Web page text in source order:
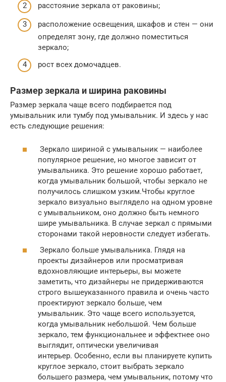
расстояние зеркала от раковины;
расположение освещения, шкафов и стен — они
определят зону, где должно поместиться
зеркало;
рост всех домочадцев.
Размер зеркала и ширина раковины
Размер зеркала чаще всего подбирается под
умывальник или тумбу под умывальник. И здесь у нас
есть следующие решения:
Зеркало шириной с умывальник — наиболее
популярное решение, но многое зависит от
умывальника. Это решение хорошо работает,
когда умывальник большой, чтобы зеркало не
получилось слишком узким.Чтобы круглое
зеркало визуально выглядело на одном уровне
с умывальником, оно должно быть немного
шире умывальника. В случае зеркал с прямыми
сторонами такой неровности следует избегать.
Зеркало больше умывальника. Глядя на
проекты дизайнеров или просматривая
вдохновляющие интерьеры, вы можете
заметить, что дизайнеры не придерживаются
строго вышеуказанного правила и очень часто
проектируют зеркало больше, чем
умывальник. Это чаще всего используется,
когда умывальник небольшой. Чем больше
зеркало, тем функциональнее и эффектнее оно
выглядит, оптически увеличивая
интерьер. Особенно, если вы планируете купить
круглое зеркало, стоит выбрать зеркало
большего размера, чем умывальник, потому что